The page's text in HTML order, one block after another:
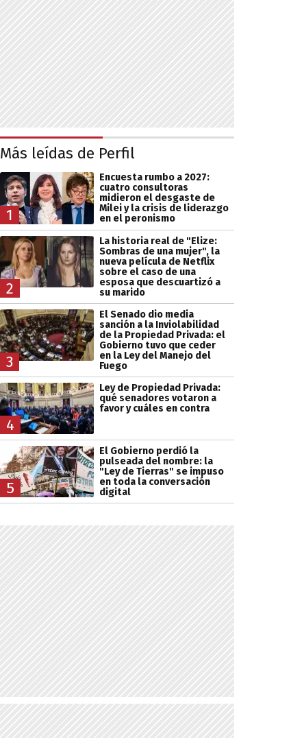
Más leídas de Perfil
1
Encuesta rumbo a 2027:
cuatro consultoras
midieron el desgaste de
Milei y la crisis de liderazgo
en el peronismo
2
La historia real de "Elize:
Sombras de una mujer", la
nueva película de Netflix
sobre el caso de una
esposa que descuartizó a
su marido
3
El Senado dio media
sanción a la Inviolabilidad
de la Propiedad Privada: el
Gobierno tuvo que ceder
en la Ley del Manejo del
Fuego
4
Ley de Propiedad Privada:
qué senadores votaron a
favor y cuáles en contra
5
El Gobierno perdió la
pulseada del nombre: la
"Ley de Tierras" se impuso
en toda la conversación
digital